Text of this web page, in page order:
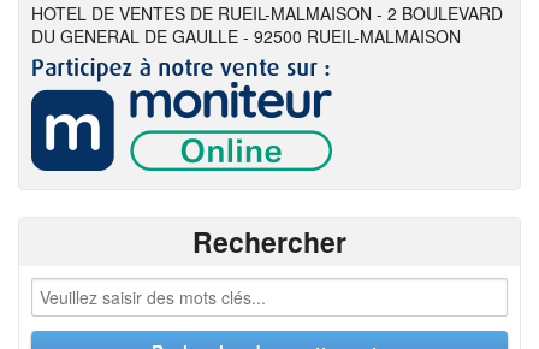
HOTEL DE VENTES DE RUEIL-MALMAISON - 2 BOULEVARD
DU GENERAL DE GAULLE - 92500 RUEIL-MALMAISON
Rechercher